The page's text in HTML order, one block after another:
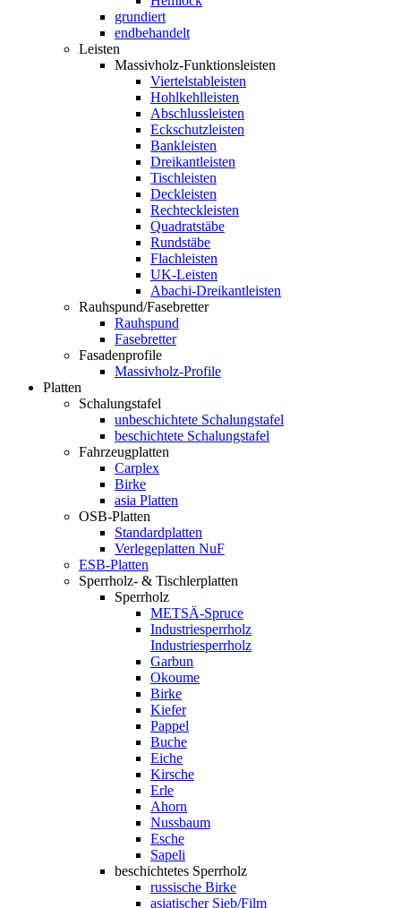
grundiert
endbehandelt
Leisten
Massivholz-Funktionsleisten
Viertelstableisten
Hohlkehlleisten
Abschlussleisten
Eckschutzleisten
Bankleisten
Dreikantleisten
Tischleisten
Deckleisten
Rechteckleisten
Quadratstäbe
Rundstäbe
Flachleisten
UK-Leisten
Abachi-Dreikantleisten
Rauhspund/Fasebretter
Rauhspund
Fasebretter
Fasadenprofile
Massivholz-Profile
Platten
Schalungstafel
unbeschichtete Schalungstafel
beschichtete Schalungstafel
Fahrzeugplatten
Carplex
Birke
asia Platten
OSB-Platten
Standardplatten
Verlegeplatten NuF
ESB-Platten
Sperrholz- & Tischlerplatten
Sperrholz
METSÄ-Spruce
Industriesperrholz
Industriesperrholz
Garbun
Okoume
Birke
Kiefer
Pappel
Buche
Eiche
Kirsche
Erle
Ahorn
Nussbaum
Esche
Sapeli
beschichtetes Sperrholz
russische Birke
asiatischer Sieb/Film